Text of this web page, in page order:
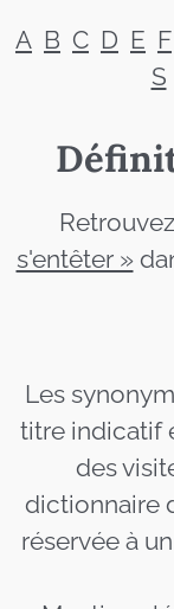
A B C D E F
S
Retrouvez
s'entêter »
Les
titre indicatif
des
dictionnaire
réservée à